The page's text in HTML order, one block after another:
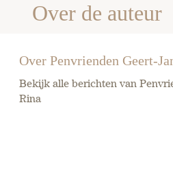
Over de auteur
Over Penvrienden Geert-
Bekijk alle berichten van
Rina